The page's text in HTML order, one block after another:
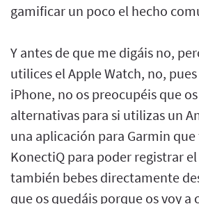
gamificar un poco el hecho
Y antes de que me digáis no,
utilices el Apple Watch, no,
iPhone, no os preocupéis que
alternativas para si utilizas un
una aplicación para Garmin
KonectiQ para poder registrar
también bebes directamente
que os quedáis porque os voy